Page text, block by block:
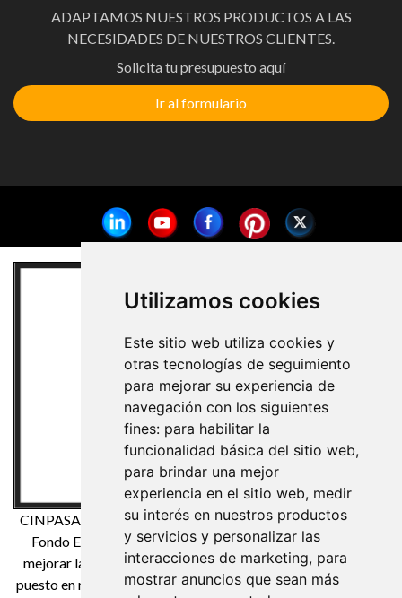
Utilizamos cookies
Este sitio web utiliza cookies y
otras tecnologías de seguimiento
para mejorar su experiencia de
navegación con los siguientes
fines: para habilitar la
funcionalidad básica del sitio web,
para brindar una mejor
experiencia en el sitio web, medir
su interés en nuestros productos
y servicios y personalizar las
interacciones de marketing, para
mostrar anuncios que sean más
ADAPTAMOS NUESTROS PRODUCTOS A LAS
NECESIDADES DE NUESTROS CLIENTES.
Solicita tu presupuesto aquí
Ir al formulario
CINPASA Cintas y Pasamanería S.A. ha sido beneficiaria del
Fondo Europeo de Desarrollo Regional cuyo objetivo es
mejorar la competitividad de las Pymes y gracias al cual ha
puesto en marcha un Plan de Marketing Digital Internacional